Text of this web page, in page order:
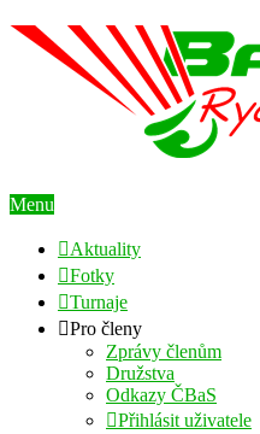
Menu
Aktuality
Fotky
Turnaje
Pro členy
Zprávy členům
Družstva
Odkazy ČBaS
Přihlásit uživatele